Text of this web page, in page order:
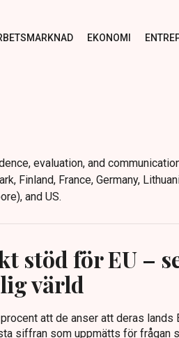
EKONOMI
evaluation, and
Finland, France, Germany,
and US.
stöd för EU –
värld
att de anser att deras lands
siffran som uppmätts för frågan